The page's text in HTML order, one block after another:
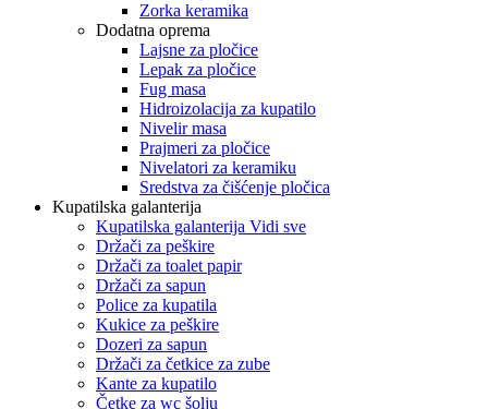
Zorka keramika
Dodatna oprema
Lajsne za pločice
Lepak za pločice
Fug masa
Hidroizolacija za kupatilo
Nivelir masa
Prajmeri za pločice
Nivelatori za keramiku
Sredstva za čišćenje pločica
Kupatilska galanterija
Kupatilska galanterija Vidi sve
Držači za peškire
Držači za toalet papir
Držači za sapun
Police za kupatila
Kukice za peškire
Dozeri za sapun
Držači za četkice za zube
Kante za kupatilo
Četke za wc šolju